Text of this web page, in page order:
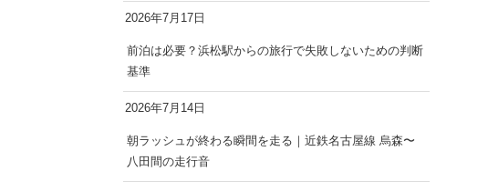
2026年7月17日
前泊は必要？浜松駅からの旅行で失敗しないための判断
基準
2026年7月14日
朝ラッシュが終わる瞬間を走る｜近鉄名古屋線 烏森〜
八田間の走行音